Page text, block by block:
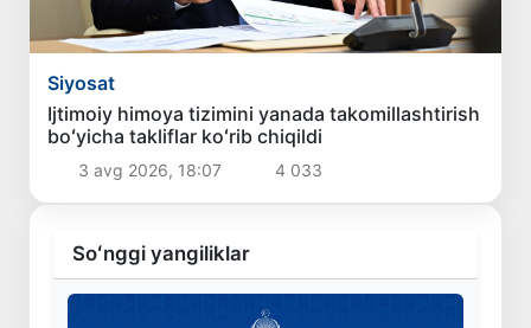
Siyosat
Ijtimoiy himoya tizimini yanada takomillashtirish
boʻyicha takliflar koʻrib chiqildi
3 avg 2026, 18:07 4 033
Soʻnggi yangiliklar